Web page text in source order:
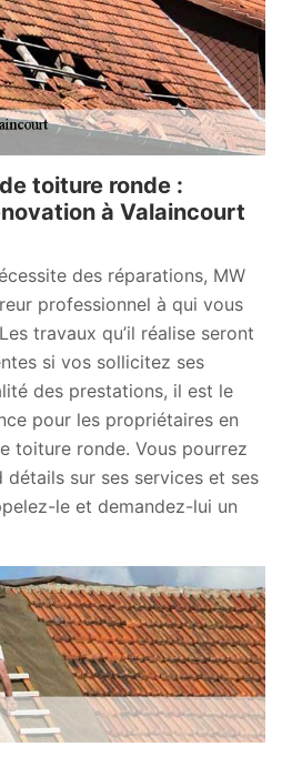
toiture ronde :
à Valaincourt
des réparations, MW
professionnel à qui vous
travaux qu’il réalise seront
si vos sollicitez ses
des prestations, il est le
pour les propriétaires en
toiture ronde. Vous pourrez
sur ses services et ses
le et demandez-lui un